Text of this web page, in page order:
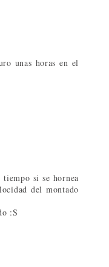
unas horas en el
si se hornea
del montado
:S